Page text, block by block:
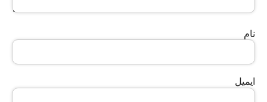
نام
ایمیل